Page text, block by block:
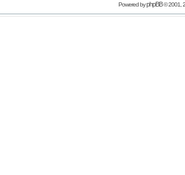
Powered byphpBB© 2001,